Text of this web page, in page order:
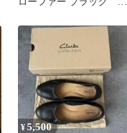
¥5,500